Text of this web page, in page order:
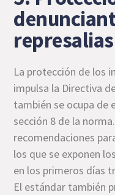
La protección de los
impulsa la Directiva
también se ocupa de
sección 8 de la
recomendaciones
los que se exponen
en los primeros días
El estándar también